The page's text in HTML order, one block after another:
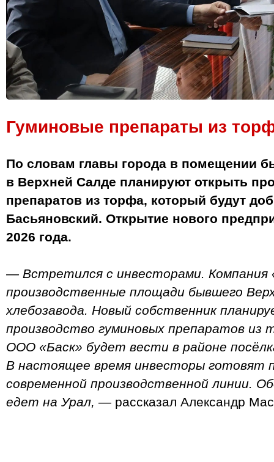
Гуминовые препараты из
По словам главы города в помещении
в Верхней Салде планируют открыть
препаратов из торфа, который будут
Басьяновский. Открытие нового
2026 года.
— Встретился с инвесторами. Компания
производственные площади бывшего
хлебозавода. Новый собственник
производство гуминовых препаратов из
ООО «Баск» будет вести в районе
В настоящее время инвесторы готовят
современной производственной линии.
едет на Урал, — рассказал Александр